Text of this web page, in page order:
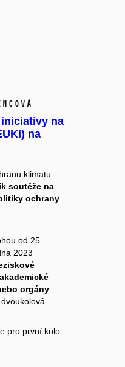
na
na
klimatu
soutěže na
ochrany
od 25.
2023
orgány
pro první kolo